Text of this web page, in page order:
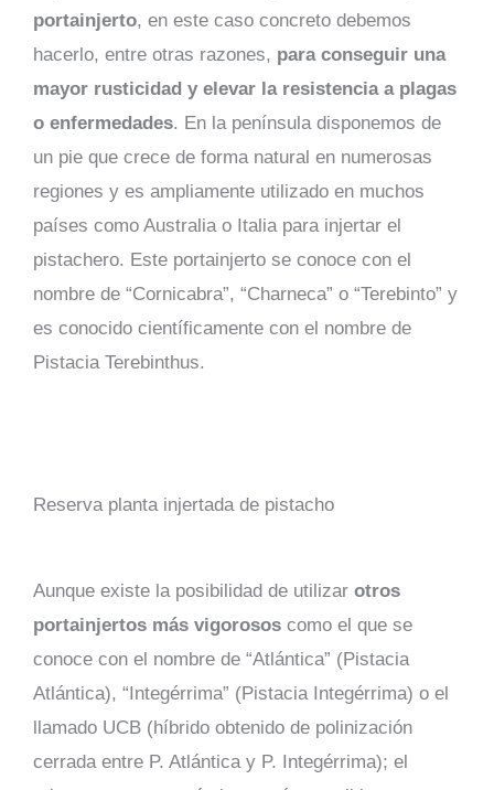
portainjerto, en este caso concreto debemos
hacerlo, entre otras razones, para conseguir una
mayor rusticidad y elevar la resistencia a plagas
o enfermedades. En la península disponemos de
un pie que crece de forma natural en numerosas
regiones y es ampliamente utilizado en muchos
países como Australia o Italia para injertar el
pistachero. Este portainjerto se conoce con el
nombre de “Cornicabra”, “Charneca” o “Terebinto” y
es conocido científicamente con el nombre de
Pistacia Terebinthus.
Reserva planta injertada de pistacho
Aunque existe la posibilidad de utilizar otros
portainjertos más vigorosos como el que se
conoce con el nombre de “Atlántica” (Pistacia
Atlántica), “Integérrima” (Pistacia Integérrima) o el
llamado UCB (híbrido obtenido de polinización
cerrada entre P. Atlántica y P. Integérrima); el